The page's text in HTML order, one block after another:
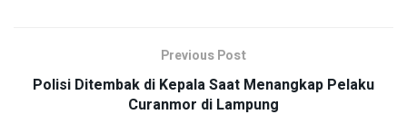
Previous Post
Polisi Ditembak di Kepala Saat Menangkap Pelaku
Curanmor di Lampung